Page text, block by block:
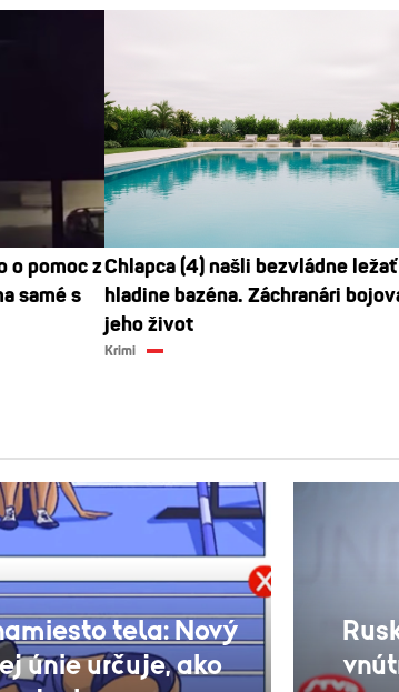
o pomoc z
samé s
Chlapca (4) našli bezvládne
hladine bazéna. Záchranári
jeho život
Krimi
tela: Nový
únie určuje, ako